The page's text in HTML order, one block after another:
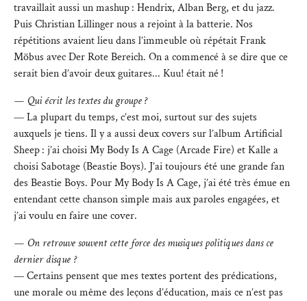
travaillait aussi un mashup : Hendrix, Alban Berg, et du jazz.
Puis Christian Lillinger nous a rejoint à la batterie. Nos
répétitions avaient lieu dans l’immeuble où répétait Frank
Möbus avec Der Rote Bereich. On a commencé à se dire que ce
serait bien d’avoir deux guitares... Kuu! était né !
— Qui écrit les textes du groupe ?
— La plupart du temps, c’est moi, surtout sur des sujets
auxquels je tiens. Il y a aussi deux covers sur l’album Artificial
Sheep : j’ai choisi My Body Is A Cage (Arcade Fire) et Kalle a
choisi Sabotage (Beastie Boys). J’ai toujours été une grande fan
des Beastie Boys. Pour My Body Is A Cage, j’ai été très émue en
entendant cette chanson simple mais aux paroles engagées, et
j’ai voulu en faire une cover.
— On retrouve souvent cette force des musiques politiques dans ce
dernier disque ?
— Certains pensent que mes textes portent des prédications,
une morale ou même des leçons d’éducation, mais ce n’est pas